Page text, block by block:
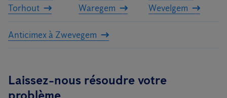
Torhout
Waregem
Wevelgem
Anticimex à Zwevegem
Laissez-nous résoudre votre